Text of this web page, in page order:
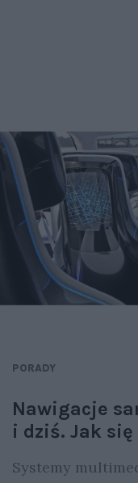
PORADY
Nawigacje
i dziś. Jak
Systemy